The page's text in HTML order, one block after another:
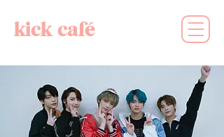
kick café